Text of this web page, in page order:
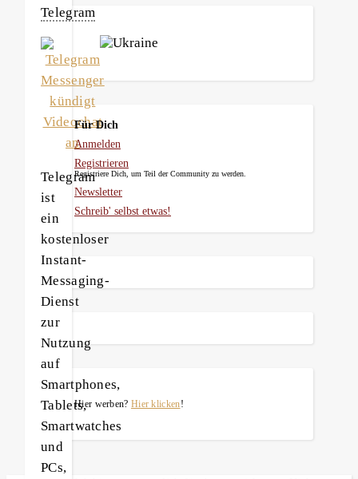
Telegram
Telegram
ist
ein
kostenloser
Instant-
Messaging-
Dienst
zur
Nutzung
auf
Smartphones,
Tablets,
Smartwatches
und
PCs,
Für Dich
Anmelden
Registrieren
Registriere Dich, um Teil der Community zu werden.
Newsletter
Schreib' selbst etwas!
Hier werben? Hier klicken!